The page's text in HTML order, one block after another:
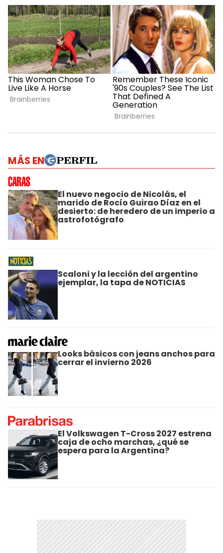
MÁS EN
El nuevo negocio de Nicolás, el
marido de Rocío Guirao Díaz en el
desierto: de heredero de un imperio a
astrofotógrafo
Scaloni y la lección del argentino
ejemplar, la tapa de NOTICIAS
Looks básicos con jeans anchos para
cerrar el invierno 2026
El Volkswagen T-Cross 2027 estrena
caja de ocho marchas, ¿qué se
espera para la Argentina?